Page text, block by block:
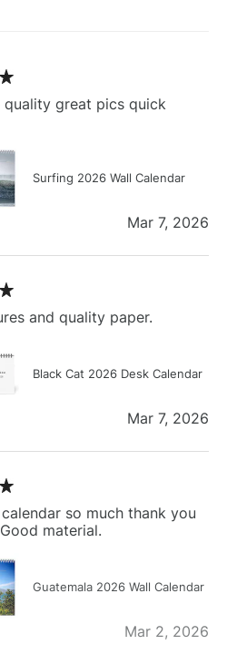
quality great pics quick
Surfing 2026 Wall Calendar
Mar 7, 2026
and quality paper.
Black Cat 2026 Desk Calendar
Mar 7, 2026
so much thank you
material.
Guatemala 2026 Wall Calendar
Mar 2, 2026